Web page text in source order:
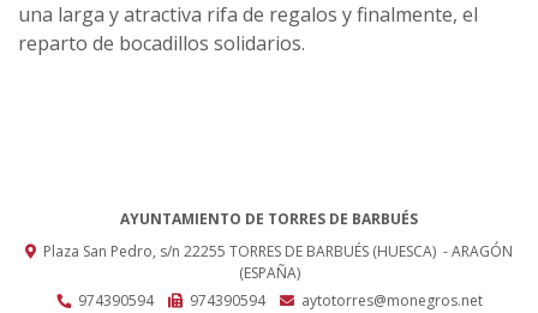
una larga y atractiva rifa de regalos y finalmente, el
reparto de bocadillos solidarios.
AYUNTAMIENTO DE TORRES DE BARBUÉS
Plaza San Pedro, s/n 22255 TORRES DE BARBUÉS (HUESCA) - ARAGÓN
(ESPAÑA)
974390594
974390594
aytotorres@monegros.net